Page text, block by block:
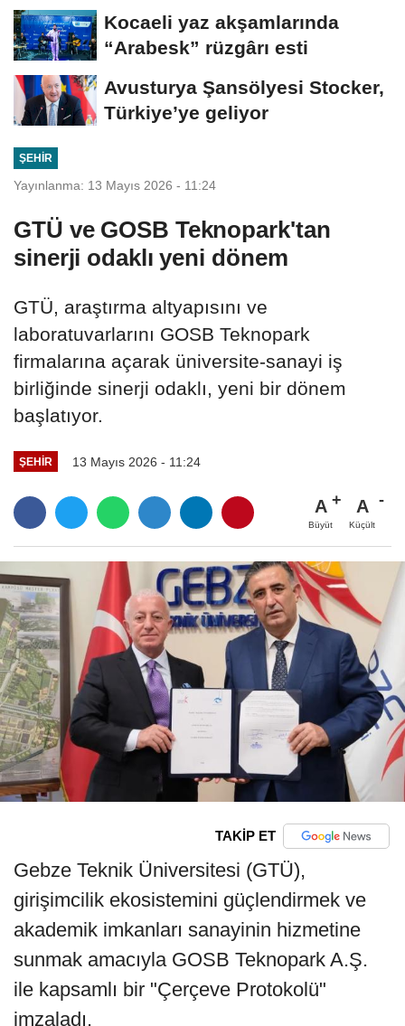
Kocaeli yaz akşamlarında
“Arabesk” rüzgârı esti
Avusturya Şansölyesi Stocker,
Türkiye’ye geliyor
ŞEHIR
Yayınlanma: 13 Mayıs 2026 - 11:24
GTÜ ve GOSB Teknopark'tan
sinerji odaklı yeni dönem
GTÜ, araştırma altyapısını ve
laboratuvarlarını GOSB Teknopark
firmalarına açarak üniversite-sanayi iş
birliğinde sinerji odaklı, yeni bir dönem
başlatıyor.
ŞEHIR 13 Mayıs 2026 - 11:24
A
Büyüt
A
Küçült
TAKİP ET
Gebze Teknik Üniversitesi (GTÜ),
girişimcilik ekosistemini güçlendirmek ve
akademik imkanları sanayinin hizmetine
sunmak amacıyla GOSB Teknopark A.Ş.
ile kapsamlı bir "Çerçeve Protokolü"
imzaladı.